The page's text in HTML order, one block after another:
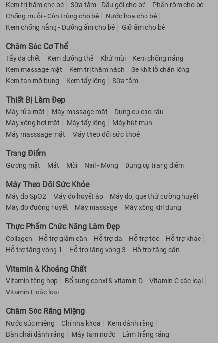
Kem trị hăm cho bé Sữa tắm - Dầu gội cho bé
Phấn rôm cho bé
Chống muỗi - Côn trùng cho bé
Nước hoa cho bé
Kem chống nắng - Dưỡng ẩm cho bé
Giữ ấm cho bé
Chăm Sóc Cơ Thể
Tẩy da chết Kem dưỡng thể Khử mùi
Kem chống nắng
Kem massage mặt
Kem trị thâm nách
Se khít lỗ chân lông
Kem tan mỡ bụng
Kem tẩy lông Sữa tắm
Thiết Bị Làm Đẹp
Máy rửa mặt Máy massage mặt
Dụng cụ cạo râu
Máy xông hơi mặt
Máy tẩy lông
Máy hút mụn
Máy masssage mặt
Máy theo dõi sức khoẻ
Trang Điểm
Gương mặt Mắt Môi Nail - Móng Dụng cụ trang điểm
Máy Theo Dõi Sức Khỏe
Máy đo SpO2 Máy đo huyết áp
Máy đo, que thử đường huyết
Máy đo đường huyết
Máy massage Máy xông khí dung
Thực Phẩm Chức Năng Làm Đẹp
Collagen Hỗ trợ giảm cân Hỗ trợ da Hỗ trợ tóc
Hỗ trợ khác
Hỗ trợ tăng vòng 1
Hỗ trợ tăng vòng 3 Hỗ trợ tăng cân
Vitamin & Khoáng Chất
Vitamin tổng hợp Bổ sung canxi & vitamin D
Vitamin C các loại
Vitamin E các loại
Chăm Sóc Răng Miệng
Nước súc miệng Chỉ nha khoa
Kem đánh răng
Bàn chải đánh răng
Máy tăm nước Làm trắng răng